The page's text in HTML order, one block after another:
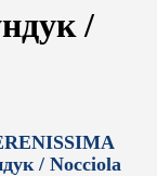
/
/ Nocciola